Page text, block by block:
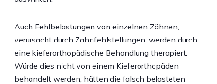
Auch Fehlbelastungen von einzelnen Zähnen,
verursacht durch Zahnfehlstellungen, werden durch
eine kieferorthopädische Behandlung therapiert.
Würde dies nicht von einem Kieferorthopäden
behandelt werden, hätten die falsch belasteten